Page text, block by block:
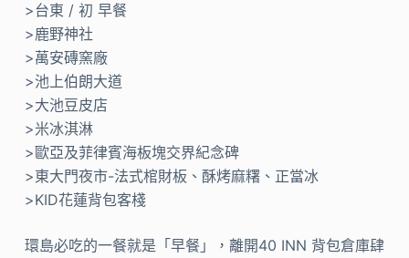
>台東 / 初 早餐
>鹿野神社
>萬安磚窯廠
>池上伯朗大道
>大池豆皮店
>米冰淇淋
>歐亞及菲律賓海板塊交界紀念碑
>東大門夜市-法式棺財板、酥烤麻糬、正當冰
>KID花蓮背包客棧
環島必吃的一餐就是「早餐」，離開40 INN 背包倉庫肆